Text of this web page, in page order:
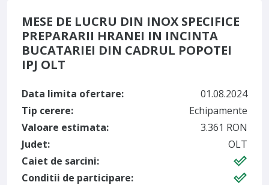
MESE DE LUCRU DIN INOX SPECIFICE
PREPARARII HRANEI IN INCINTA
BUCATARIEI DIN CADRUL POPOTEI
IPJ OLT
Data limita ofertare:
01.08.2024
Tip cerere:
Echipamente
Valoare estimata:
3.361 RON
Judet:
OLT
Caiet de sarcini:
Conditii de participare: